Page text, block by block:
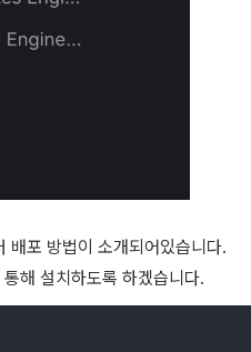
배포 방법이 소개되어있습니다.
해 설치하도록 하겠습니다.